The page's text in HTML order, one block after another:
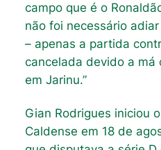
campo que é o
não foi necessário
– apenas a partida
cancelada devido a má
em Jarinu.”
Gian Rodrigues iniciou
Caldense em 18 de